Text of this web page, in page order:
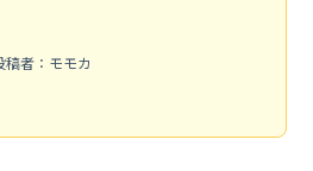
稿者：モモカ